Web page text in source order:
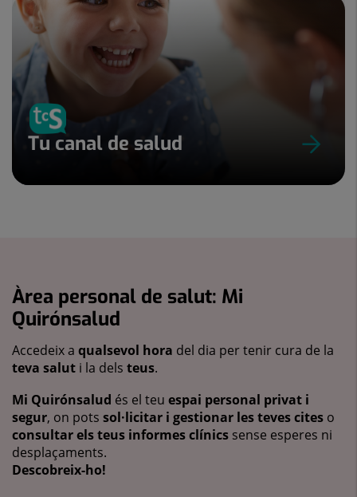
Tu canal de salud
Àrea personal de salut: Mi
Quirónsalud
Accedeix a qualsevol hora del dia per tenir cura de la
teva salut i la dels teus.
Mi Quirónsalud és el teu espai personal privat i
segur, on pots sol·licitar i gestionar les teves cites o
consultar els teus informes clínics sense esperes ni
desplaçaments.
Descobreix-ho!